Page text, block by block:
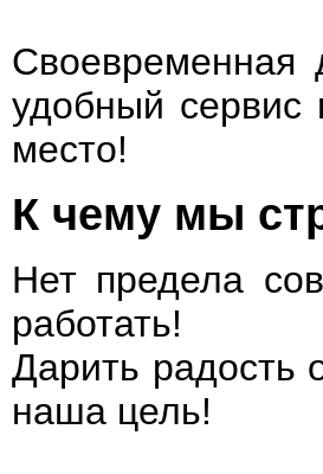
Своевременная
удобный сервис
место!
К чему мы
Нет предела
работать!
Дарить радость
наша цель!